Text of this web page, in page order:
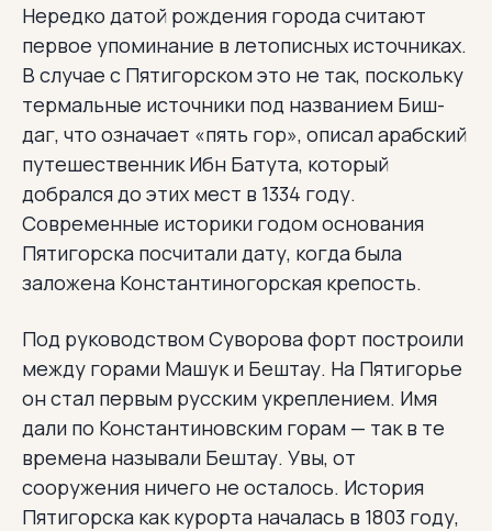
Нередко датой рождения города считают
первое упоминание в летописных источниках.
В случае с Пятигорском это не так, поскольку
термальные источники под названием Биш-
даг, что означает «пять гор», описал арабский
путешественник Ибн Батута, который
добрался до этих мест в 1334 году.
Современные историки годом основания
Пятигорска посчитали дату, когда была
заложена Константиногорская крепость.
Под руководством Суворова форт построили
между горами Машук и Бештау. На Пятигорье
он стал первым русским укреплением. Имя
дали по Константиновским горам — так в те
времена называли Бештау. Увы, от
сооружения ничего не осталось. История
Пятигорска как курорта началась в 1803 году,